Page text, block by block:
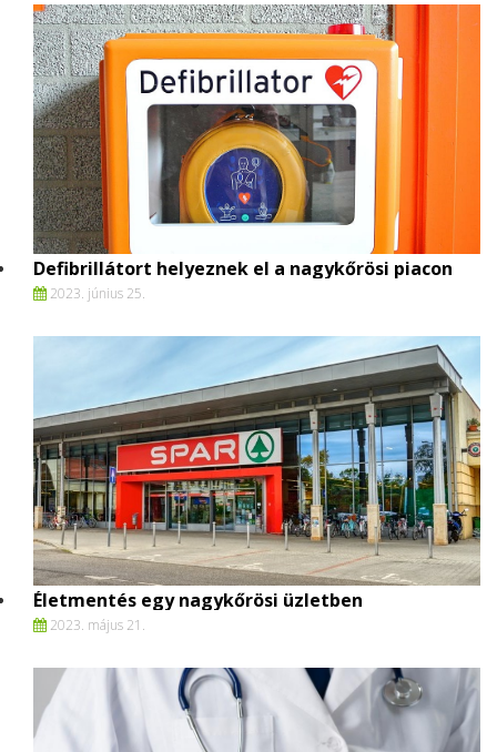
Defibrillátort helyeznek el a nagykőrösi piacon
2023. június 25.
Életmentés egy nagykőrösi üzletben
2023. május 21.